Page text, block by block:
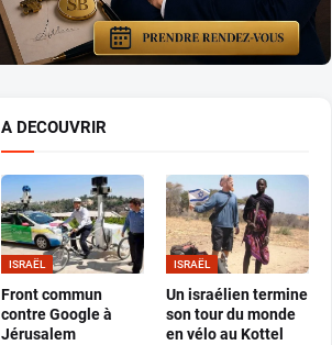
A DECOUVRIR
ISRAËL
Front commun
contre Google à
Jérusalem
ISRAËL
Un israélien termine
son tour du monde
en vélo au Kottel